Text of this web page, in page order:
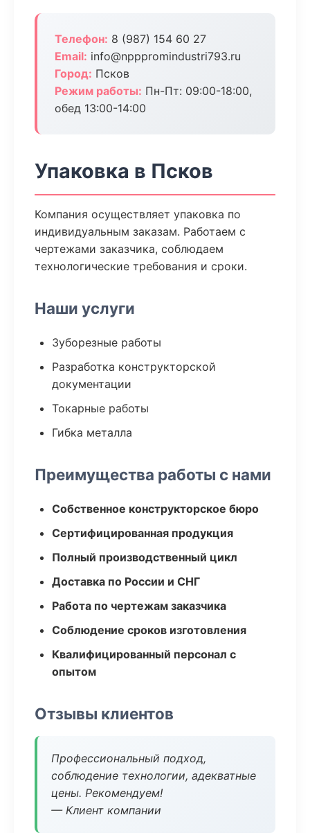
Телефон: 8 (987) 154 60 27
Email: info@npppromindustri793.ru
Город: Псков
Режим работы: Пн-Пт: 09:00-18:00,
обед 13:00-14:00
Упаковка в Псков
Компания осуществляет упаковка по
индивидуальным заказам. Работаем с
чертежами заказчика, соблюдаем
технологические требования и сроки.
Наши услуги
Зуборезные работы
Разработка конструкторской
документации
Токарные работы
Гибка металла
Преимущества работы с нами
Собственное конструкторское бюро
Сертифицированная продукция
Полный производственный цикл
Доставка по России и СНГ
Работа по чертежам заказчика
Соблюдение сроков изготовления
Квалифицированный персонал с
опытом
Отзывы клиентов
Профессиональный подход,
соблюдение технологии, адекватные
цены. Рекомендуем!
— Клиент компании